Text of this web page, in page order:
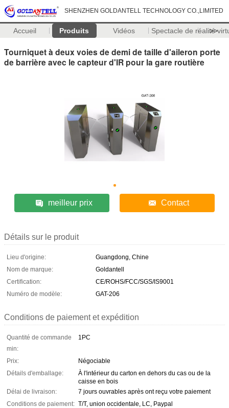
SHENZHEN GOLDANTELL TECHNOLOGY CO.,LIMITED
Accueil Produits Vidéos Spectacle de réalité
>>
Tourniquet à deux voies de demi de taille d'aileron porte
de barrière avec le capteur d'IR pour la gare routière
meilleur prix Contact
Détails sur le produit
Lieu d'origine:
Guangdong, Chine
Nom de marque:
Goldantell
Certification:
CE/ROHS/FCC/SGS/IS9001
Numéro de modèle:
GAT-206
Conditions de paiement et expédition
Quantité de commande
min:
1PC
Prix:
Négociable
Détails d'emballage:
À l'intérieur du carton en dehors du cas ou de la
caisse en bois
Délai de livraison:
7 jours ouvrables après ont reçu votre paiement
Conditions de paiement: T/T, union occidentale, LC, Paypal